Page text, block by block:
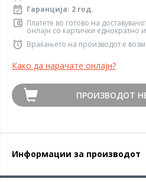
Гаранција: 2 год.
Платете во готово на
онлајн со картички еднократно
Враќањето на производот е
Како да нарачате онлајн?
ПРОИЗВОДОТ
Информации за производот